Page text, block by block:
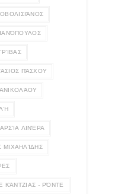
ΠΆΣΧΟΥ
ΛΙΝΈΡΑ
ΜΙΧΑΗΛΊΔΗΣ
ΚΆΝΤΖΙΑΣ - ΡΌΝΤΕ